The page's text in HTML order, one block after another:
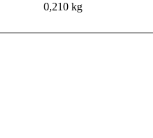
0,210 kg